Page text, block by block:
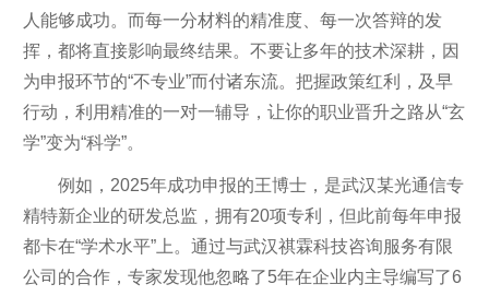
人能够成功。而每一分材料的精准度、每一次答辩的发
挥，都将直接影响最终结果。不要让多年的技术深耕，因
为申报环节的“不专业”而付诸东流。把握政策红利，及早
行动，利用精准的一对一辅导，让你的职业晋升之路从“玄
学”变为“科学”。
例如，2025年成功申报的王博士，是武汉某光通信专
精特新企业的研发总监，拥有20项专利，但此前每年申报
都卡在“学术水平”上。通过与武汉祺霖科技咨询服务有限
公司的合作，专家发现他忽略了5年在企业内主导编写了6